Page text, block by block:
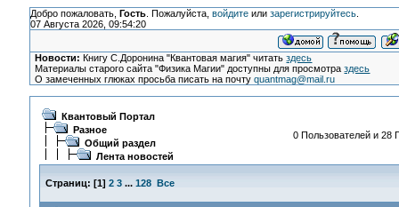
Добро пожаловать, Гость. Пожалуйста, войдитеили зарегистрируйтесь.
07 Августа 2026, 09:54:20
Новости: Книгу С.Доронина "Квантовая магия" читатьздесь
Материалы старого сайта "Физика Магии" доступны для просмотраздесь
О замеченных глюках просьба писать на почтуquantmag@mail.ru
Квантовый Портал
Разное
Общий раздел
Лента новостей
0 Пользователей и 28
Страниц: [1] 2 3 ... 128 Все